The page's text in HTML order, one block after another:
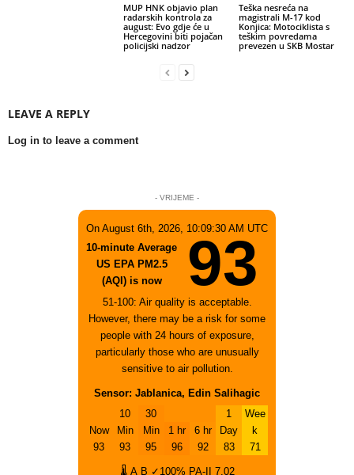
MUP HNK objavio plan
radarskih kontrola za
august: Evo gdje će u
Hercegovini biti pojačan
policijski nadzor
Teška nesreća na
magistrali M-17 kod
Konjica: Motociklista s
teškim povredama
prevezen u SKB Mostar
LEAVE A REPLY
Log in to leave a comment
- VRIJEME -
On August 6th, 2026, 10:09:30 AM UTC
10-minute Average
US EPA PM2.5
(AQI) is now
93
51-100: Air quality is acceptable.
However, there may be a risk for some
people with 24 hours of exposure,
particularly those who are unusually
sensitive to air pollution.
Sensor: Jablanica, Edin Salihagic
Now
93
10
Min
93
30
Min
95
1 hr
96
6 hr
92
1
Day
83
Wee
k
71
🌡 A B ✓100% PA-II 7.02